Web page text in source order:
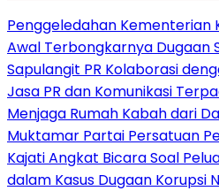
Penggeledahan Kementerian
Awal Terbongkarnya Dugaan
Sapulangit PR Kolaborasi
Jasa PR dan Komunikasi
Menjaga Rumah Kabah dari
Muktamar Partai Persatuan
Kajati Angkat Bicara Soal
dalam Kasus Dugaan Korupsi